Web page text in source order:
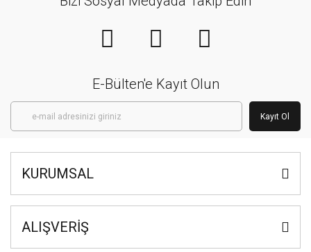
E-Bülten'e Kayıt Olun
Kayıt Ol
KURUMSAL
ALIŞVERİŞ